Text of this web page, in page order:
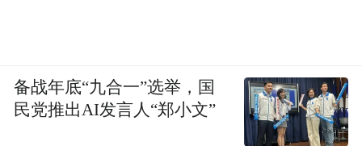
备战年底“九合一”选举，国
民党推出AI发言人“郑小文”